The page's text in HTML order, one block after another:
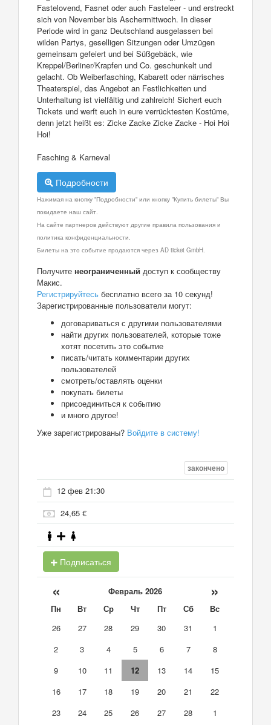
Fastelovend, Fasnet oder auch Fasteleer - und erstreckt
sich von November bis Aschermittwoch. In dieser
Periode wird in ganz Deutschland ausgelassen bei
wilden Partys, geselligen Sitzungen oder Umzügen
gemeinsam gefeiert und bei Süßgebäck, wie
Kreppel/Berliner/Krapfen und Co. geschunkelt und
gelacht. Ob Weiberfasching, Kabarett oder närrisches
Theaterspiel, das Angebot an Festlichkeiten und
Unterhaltung ist vielfältig und zahlreich! Sichert euch
Tickets und werft euch in eure verrücktesten Kostüme,
denn jetzt heißt es: Zicke Zacke Zicke Zacke - Hoi Hoi
Hoi!
Fasching & Karneval
Подробности
Нажимая на кнопку "Подробности" или кнопку "Купить билеты" Вы
покидаете наш сайт.
На сайте партнеров действуют другие правила пользования и
политика конфиденциальности.
Билеты на это событие продаются через AD ticket GmbH.
Получите неограниченный доступ к сообществу
Макис.
Регистрируйтесь бесплатно всего за 10 секунд!
Зарегистрированные пользователи могут:
договариваться с другими пользователями
найти других пользователей, которые тоже
хотят посетить это событие
писать/читать комментарии других
пользователей
смотреть/оставлять оценки
покупать билеты
присоединиться к событию
и много другое!
Уже зарегистрированы? Войдите в систему!
закончено
12 фев 21:30
24,65 €
Подписаться
« Февраль 2026 »
Пн Вт Ср Чт Пт Сб
Вс
26
27 28 29 30 31
1
2
3 4 5 6 7
8
9
10 11 12 13 14
15
16
17 18 19 20 21
22
23
24 25 26 27 28
1